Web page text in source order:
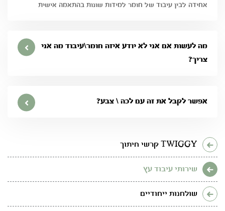
אחידה לבין עיבוד של חומר למידות שונות בהתאמה אישית
מה לעשות אם אני לא יודע איזה חומר\עיבוד מה אני
צריך?
אפשר לקבל את זה עם לכה \ צבע?
TWIGGY קרשי חיתוך
שירותי עיבוד עץ
שולחנות ייחודיים